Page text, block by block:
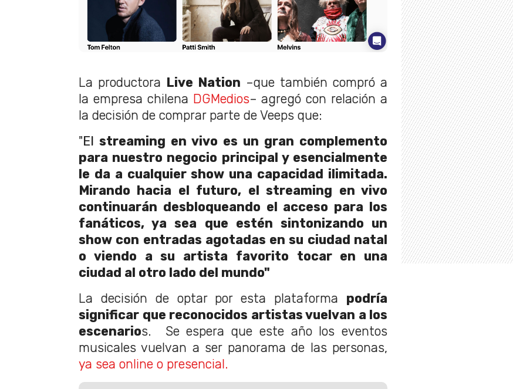
La productora Live Nation –que también compró a
la empresa chilena DGMedios– agregó con relación a
la decisión de comprar parte de Veeps que:
"El streaming en vivo es un gran complemento
para nuestro negocio principal y esencialmente
le da a cualquier show una capacidad ilimitada.
Mirando hacia el futuro, el streaming en vivo
continuarán desbloqueando el acceso para los
fanáticos, ya sea que estén sintonizando un
show con entradas agotadas en su ciudad natal
o viendo a su artista favorito tocar en una
ciudad al otro lado del mundo"
La decisión de optar por esta plataforma podría
significar que reconocidos artistas vuelvan a los
escenarios. Se espera que este año los eventos
musicales vuelvan a ser panorama de las personas,
ya sea online o presencial.